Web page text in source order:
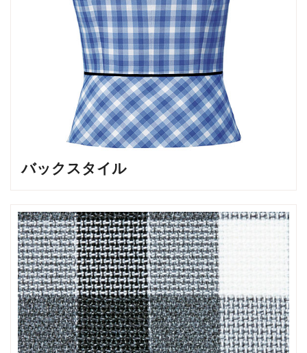
バックスタイル